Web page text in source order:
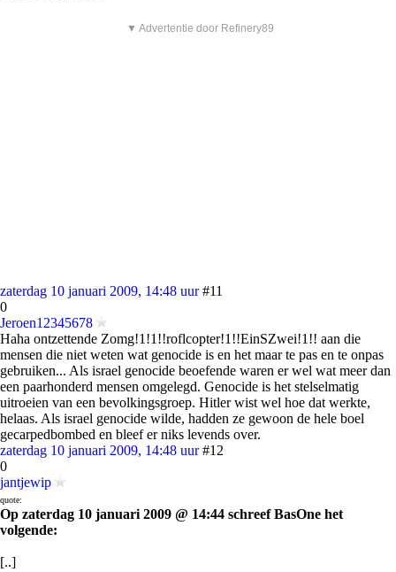
▼ Advertentie door Refinery89
zaterdag 10 januari 2009, 14:48 uur #11
0
Jeroen12345678
Haha ontzettende Zomg!1!1!!roflcopter!1!!EinSZwei!1!! aan die
mensen die niet weten wat genocide is en het maar te pas en te onpas
gebruiken... Als israel genocide beoefende waren er wel wat meer dan
een paarhonderd mensen omgelegd. Genocide is het stelselmatig
uitroeien van een bevolkingsgroep. Hitler wist wel hoe dat werkte,
helaas. Als israel genocide wilde, hadden ze gewoon de hele boel
gecarpedbombed en bleef er niks levends over.
zaterdag 10 januari 2009, 14:48 uur #12
0
jantjewip
quote:
Op zaterdag 10 januari 2009 @ 14:44 schreef BasOne het
volgende:
[..]